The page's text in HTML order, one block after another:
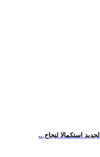
استكمالا لنجاح